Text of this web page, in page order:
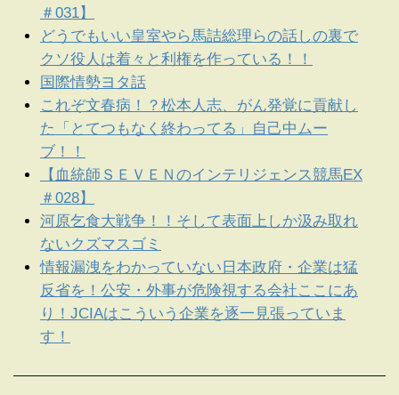
＃031】
どうでもいい皇室やら馬詰総理らの話しの裏で
クソ役人は着々と利権を作っている！！
国際情勢ヨタ話
これぞ文春病！？松本人志、がん発覚に貢献し
た「とてつもなく終わってる」自己中ムー
ブ！！
【血統師ＳＥＶＥＮのインテリジェンス競馬EX
＃028】
河原乞食大戦争！！そして表面上しか汲み取れ
ないクズマスゴミ
情報漏洩をわかっていない日本政府・企業は猛
反省を！公安・外事が危険視する会社ここにあ
り！JCIAはこういう企業を逐一見張っていま
す！